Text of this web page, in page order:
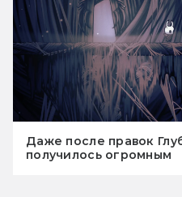
Даже после правок
получилось огромным